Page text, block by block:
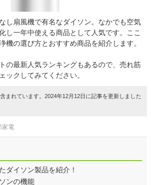
し扇風機で有名なダイソン。なかでも空気
し一年中使える商品として人気です。ここ
機の選び方とおすすめ商品を紹介します。
の最新人気ランキングもあるので、売れ筋
ックしてみてください。
まれています。2024年12月12日に記事を更新しました
家電
ダイソン製品を紹介！
ンの機能